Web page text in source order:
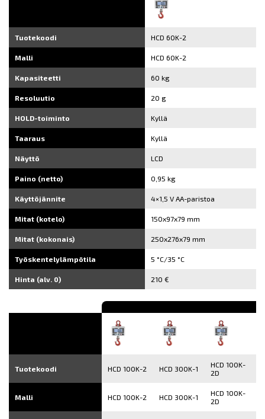
Tuotekoodi HCD 60K-2
Malli HCD 60K-2
Kapasiteetti 60 kg
Resoluutio 20 g
HOLD-toiminto Kyllä
Taaraus Kyllä
Näyttö LCD
Paino (netto) 0,95 kg
Käyttöjännite 4×1,5 V AA-paristoa
Mitat (kotelo) 150x97x79 mm
Mitat (kokonais) 250x276x79 mm
Työskentelylämpötila 5 °C/35 °C
Hinta (alv. 0) 210 €
Tuotekoodi HCD 100K-2 HCD 300K-1
HCD 100K-
2D
Malli HCD 100K-2 HCD 300K-1
HCD 100K-
2D